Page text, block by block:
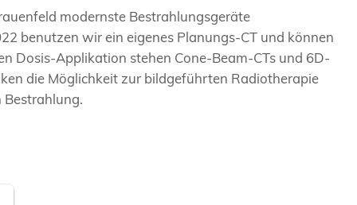
modernste Bestrahlungsgeräte
benutzen wir ein eigenes Planungs-CT und können
Dosis-Applikation stehen Cone-Beam-CTs und 6D-
die Möglichkeit zur bildgeführten Radiotherapie
Bestrahlung.